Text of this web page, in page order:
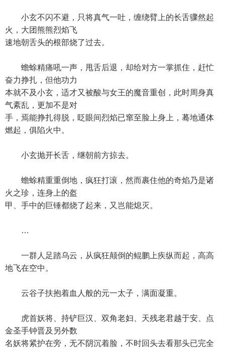
小玄不闪不避，只将真气一吐，缠绕臂上的长舌骤然起
火，大团熊熊烈焰飞
速地朝舌头的根部烧了过去。
蟾蜍精痛吼一声，甩舌后退，却给对方一掌抓住，赶忙
奋力挣扎，但他功力
本就不及小玄，适才又被酸与女王的魔音重创，此时周身真
气紊乱，更加不是对
手，焉能挣扎得脱，眨眼间烈焰已窜至脸上身上，蓦地通体
燃起，俱陷火中。
小玄抛开长舌，继朝前方掠去。
蟾蜍精重重倒地，疯狂打滚，然而裹住他的奇焰乃是诸
火之珍，连身上的盔
甲、手中的巨锤都烧了起来，又岂能熄灭。
…
一群人足踏乌云，从疯狂颠倒的鲲鹏上疾纵而起，高高
地飞在空中。
云谷子扶抱着血人般的元一太子，满面凝重。
虎首妖将、持铲巨汉、双角老妇、天残老君越于安、点
金圣手钟晋及另外数
名妖将紧护在旁，无不阴沉着脸，不时回头去看那头已完全